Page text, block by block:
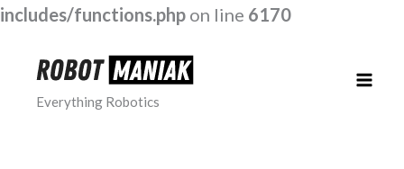
includes/functions.php on line 6170
content
Everything Robotics